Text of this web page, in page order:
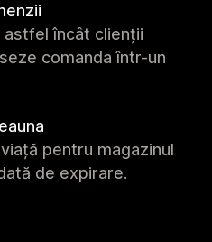
încât clienții
comanda într-un
pentru magazinul
de expirare.